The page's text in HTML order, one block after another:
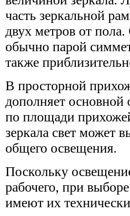
часть зеркальной
двух метров от
обычно парой
также
В просторной
дополняет
по площади
зеркала свет может
общего освещения.
Поскольку
рабочего, при
имеют их